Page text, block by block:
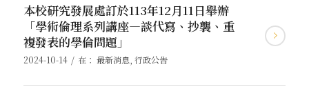
本校研究發展處訂於113年12月11日舉辦
「學術倫理系列講座—談代寫、抄襲、重
複發表的學倫問題」
2024-10-14 / 在： 最新消息, 行政公告